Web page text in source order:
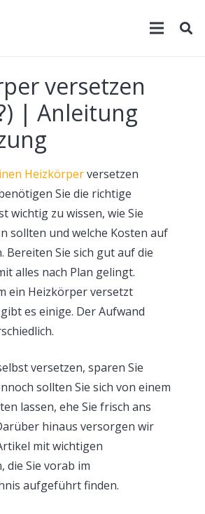
versetzen
| Anleitung
Heizkörperversetzen
Sie die richtige
wichtig zu wissen, wie Sie
sollten und welche Kosten auf
Bereiten Sie sich gut auf die
alles nach Plan gelingt.
ein Heizkörper versetzt
es einige. Der Aufwand
versetzen, sparen Sie
sollten Sie sich von einem
lassen, ehe Sie frisch ans
hinaus versorgen wir
mit wichtigen
die Sie vorab im
aufgeführt finden.